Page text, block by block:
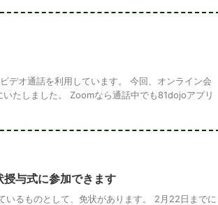
デオ通話を利用しています。 今回、オンライン会
たしました。 Zoomなら通話中でも81dojoアプリ
与式に参加できます
いるものとして、免状があります。 2月22日までに